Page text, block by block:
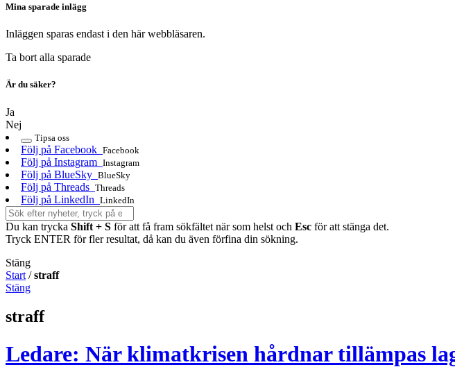
Mina sparade inlägg
Inläggen sparas endast i den här webbläsaren.
Ta bort alla sparade
Är du säker?
Ja
Nej
Tipsa oss
Följ på Facebook Facebook
Följ på Instagram Instagram
Följ på BlueSky BlueSky
Följ på Threads Threads
Följ på LinkedIn LinkedIn
Du kan trycka Shift + S för att få fram sökfältet när som helst och Esc för att stänga det.
Tryck ENTER för fler resultat, då kan du även förfina din sökning.
Stäng
Start /straff
Stäng
straff
Ledare: När klimatkrisen hårdnar tillämpas